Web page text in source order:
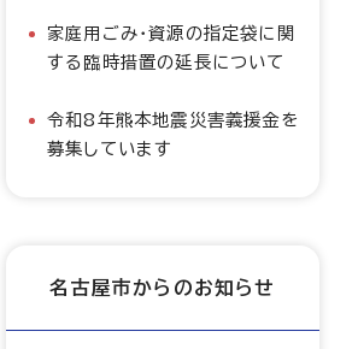
家庭用ごみ・資源の指定袋に関
する臨時措置の延長について
令和8年熊本地震災害義援金を
募集しています
名古屋市からのお知らせ